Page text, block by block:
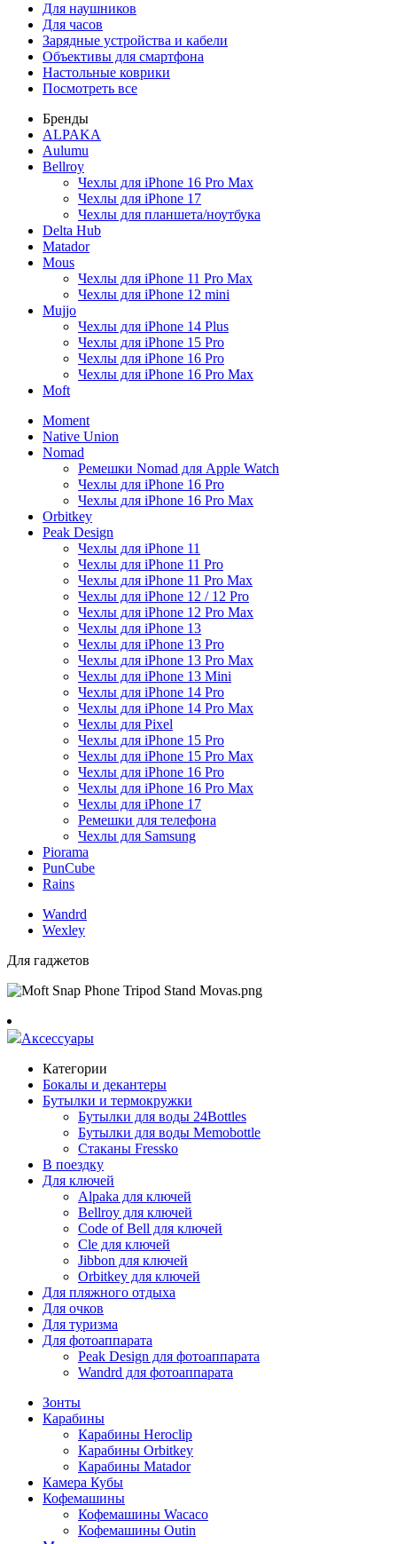
Для наушников
Для часов
Зарядные устройства и кабели
Объективы для смартфона
Настольные коврики
Посмотреть все
Бренды
ALPAKA
Aulumu
Bellroy
Чехлы для iPhone 16 Pro Max
Чехлы для iPhone 17
Чехлы для планшета/ноутбука
Delta Hub
Matador
Mous
Чехлы для iPhone 11 Pro Max
Чехлы для iPhone 12 mini
Mujjo
Чехлы для iPhone 14 Plus
Чехлы для iPhone 15 Pro
Чехлы для iPhone 16 Pro
Чехлы для iPhone 16 Pro Max
Moft
Moment
Native Union
Nomad
Ремешки Nomad для Apple Watch
Чехлы для iPhone 16 Pro
Чехлы для iPhone 16 Pro Max
Orbitkey
Peak Design
Чехлы для iPhone 11
Чехлы для iPhone 11 Pro
Чехлы для iPhone 11 Pro Max
Чехлы для iPhone 12 / 12 Pro
Чехлы для iPhone 12 Pro Max
Чехлы для iPhone 13
Чехлы для iPhone 13 Pro
Чехлы для iPhone 13 Pro Max
Чехлы для iPhone 13 Mini
Чехлы для iPhone 14 Pro
Чехлы для iPhone 14 Pro Max
Чехлы для Pixel
Чехлы для iPhone 15 Pro
Чехлы для iPhone 15 Pro Max
Чехлы для iPhone 16 Pro
Чехлы для iPhone 16 Pro Max
Чехлы для iPhone 17
Ремешки для телефона
Чехлы для Samsung
Piorama
PunCube
Rains
Wandrd
Wexley
Для гаджетов
Аксессуары
Категории
Бокалы и декантеры
Бутылки и термокружки
Бутылки для воды 24Bottles
Бутылки для воды Memobottle
Стаканы Fressko
В поездку
Для ключей
Alpaka для ключей
Bellroy для ключей
Code of Bell для ключей
Cle для ключей
Jibbon для ключей
Orbitkey для ключей
Для пляжного отдыха
Для очков
Для туризма
Для фотоаппарата
Peak Design для фотоаппарата
Wandrd для фотоаппарата
Зонты
Карабины
Карабины Heroclip
Карабины Orbitkey
Карабины Matador
Камера Кубы
Кофемашины
Кофемашины Wacaco
Кофемашины Outin